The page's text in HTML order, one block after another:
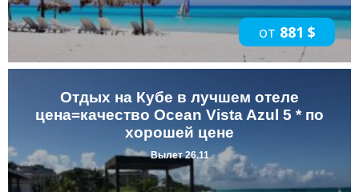
от 881 $
Отдых на Кубе в лучшем отеле
цена=качество Ocean Vista Azul 5 * по
хорошей цене
Вылет 26.11